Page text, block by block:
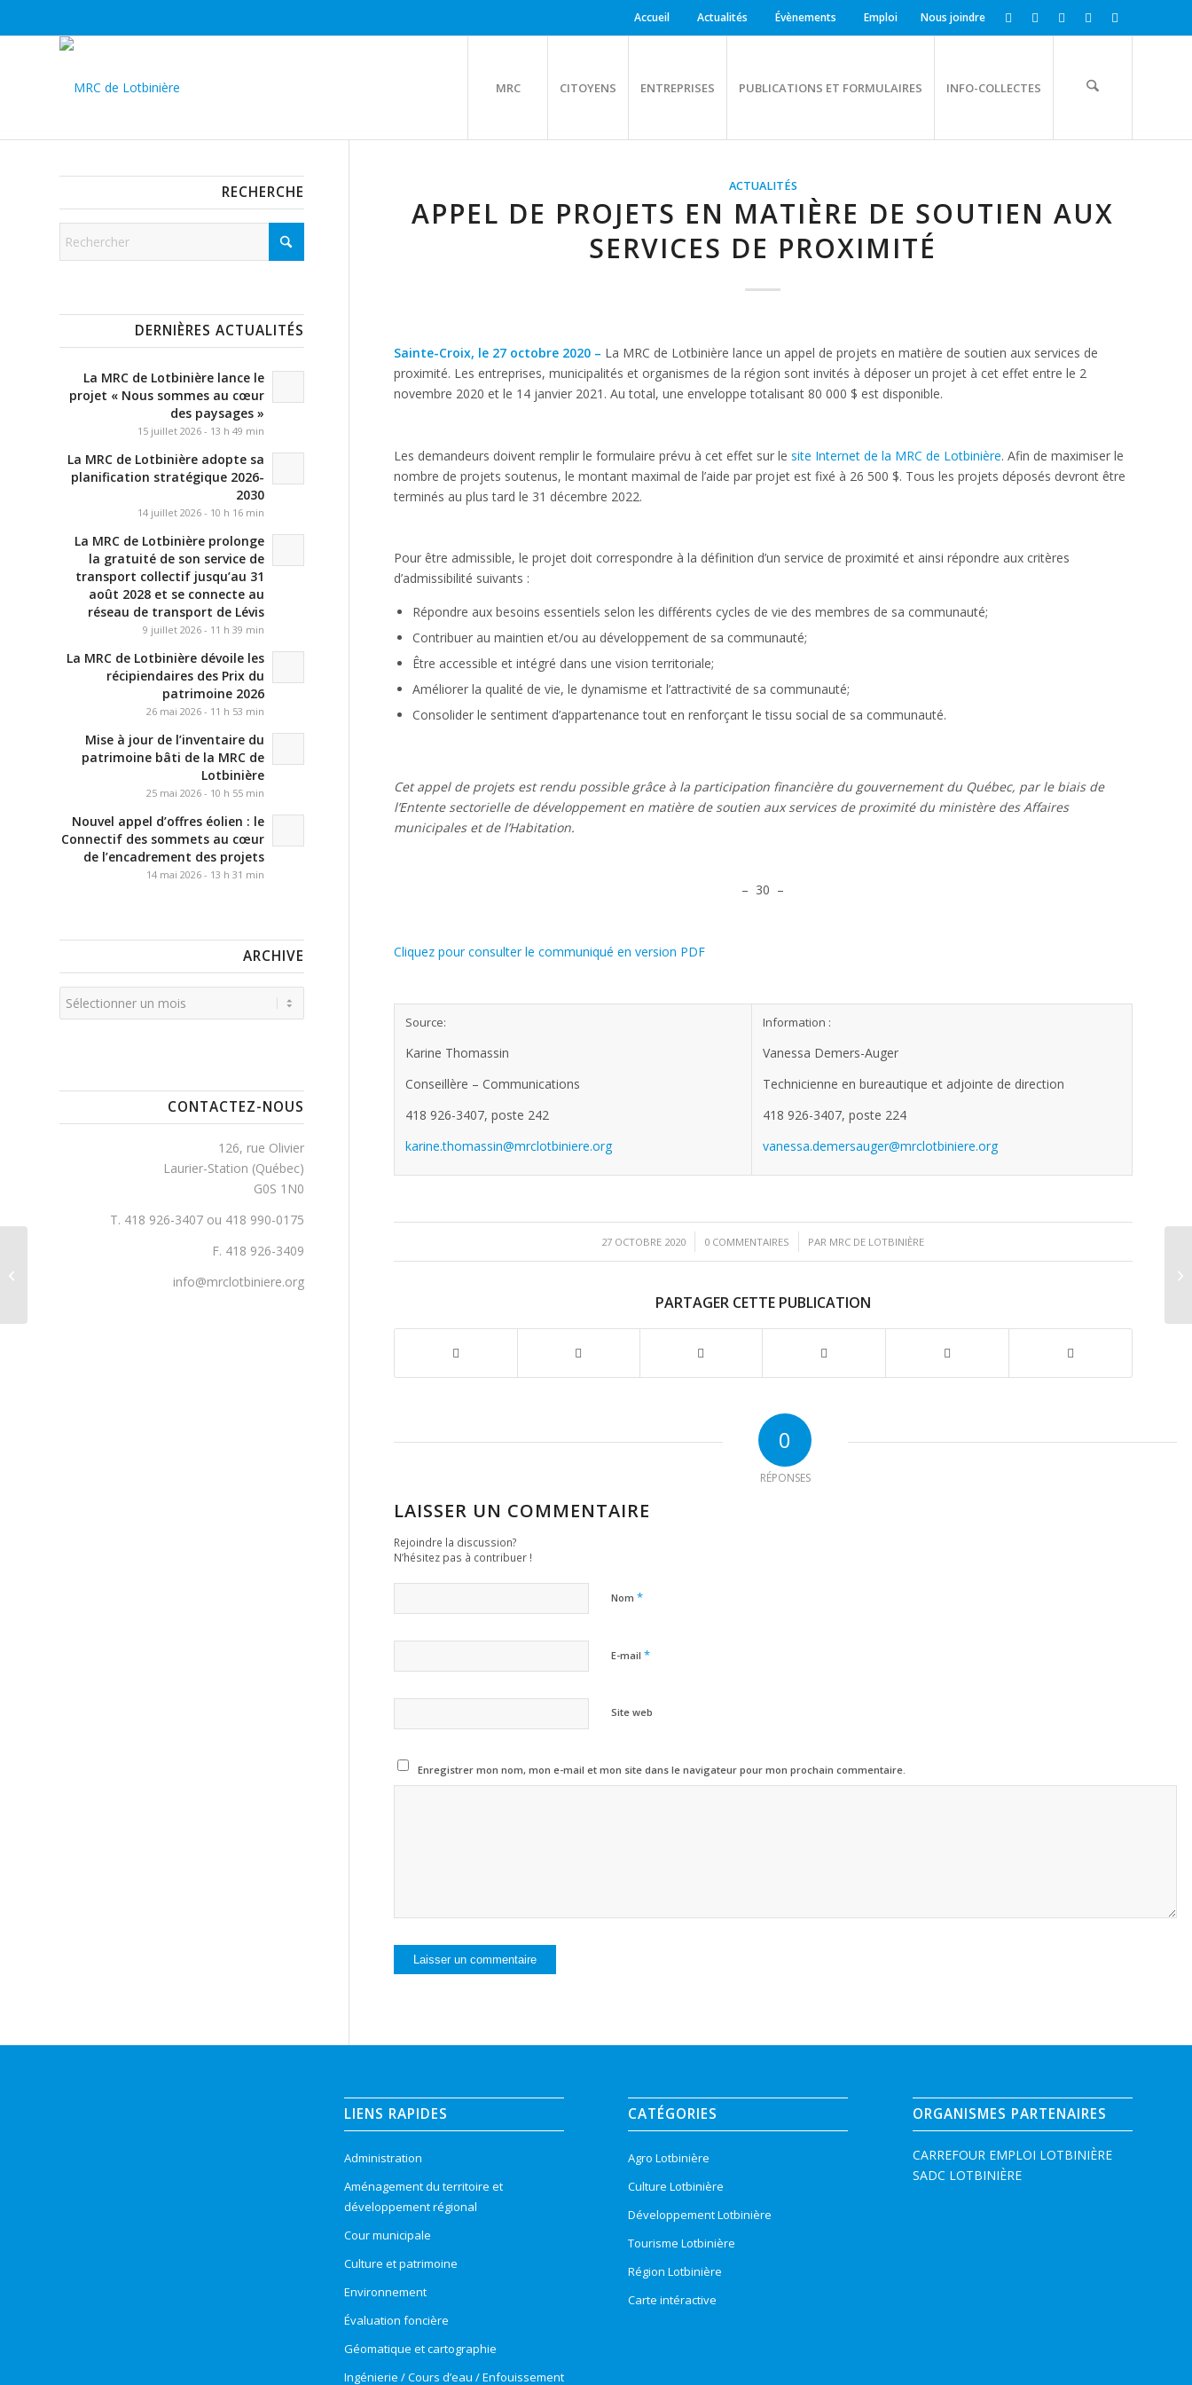
Accueil Actualités Évènements Emploi Nous joindre
MRC CITOYENS ENTREPRISES PUBLICATIONS ET FORMULAIRES INFO-COLLECTES
ACTUALITÉS
APPEL DE PROJETS EN MATIÈRE DE SOUTIEN AUX
SERVICES DE PROXIMITÉ
Sainte-Croix, le 27 octobre 2020 – La MRC de Lotbinière lance un appel de projets en matière de soutien aux services de
proximité. Les entreprises, municipalités et organismes de la région sont invités à déposer un projet à cet effet entre le 2
novembre 2020 et le 14 janvier 2021. Au total, une enveloppe totalisant 80 000 $ est disponible.
Les demandeurs doivent remplir le formulaire prévu à cet effet sur le site Internet de la MRC de Lotbinière. Afin de maximiser le
nombre de projets soutenus, le montant maximal de l’aide par projet est fixé à 26 500 $. Tous les projets déposés devront être
terminés au plus tard le 31 décembre 2022.
Pour être admissible, le projet doit correspondre à la définition d’un service de proximité et ainsi répondre aux critères
d’admissibilité suivants :
Répondre aux besoins essentiels selon les différents cycles de vie des membres de sa communauté;
Contribuer au maintien et/ou au développement de sa communauté;
Être accessible et intégré dans une vision territoriale;
Améliorer la qualité de vie, le dynamisme et l’attractivité de sa communauté;
Consolider le sentiment d’appartenance tout en renforçant le tissu social de sa communauté.
Cet appel de projets est rendu possible grâce à la participation financière du gouvernement du Québec, par le biais de
l’Entente sectorielle de développement en matière de soutien aux services de proximité du ministère des Affaires
municipales et de l’Habitation.
– 30 –
Cliquez pour consulter le communiqué en version PDF
Source:
Karine Thomassin
Conseillère – Communications
418 926-3407, poste 242
karine.thomassin@mrclotbiniere.org
Information :
Vanessa Demers-Auger
Technicienne en bureautique et adjointe de direction
418 926-3407, poste 224
vanessa.demersauger@mrclotbiniere.org
27 OCTOBRE 2020
/ 0 COMMENTAIRES
/ PAR MRC DE LOTBINIÈRE
PARTAGER CETTE PUBLICATION
0
RÉPONSES
LAISSER UN COMMENTAIRE
Rejoindre la discussion?
N’hésitez pas à contribuer !
Nom *
E-mail *
Site web
Enregistrer mon nom, mon e-mail et mon site dans le navigateur pour mon prochain commentaire.
RECHERCHE
DERNIÈRES ACTUALITÉS
La MRC de Lotbinière lance le
projet « Nous sommes au cœur
des paysages »
15 juillet 2026 - 13 h 49 min
La MRC de Lotbinière adopte sa
planification stratégique 2026-
2030
14 juillet 2026 - 10 h 16 min
La MRC de Lotbinière prolonge
la gratuité de son service de
transport collectif jusqu’au 31
août 2028 et se connecte au
réseau de transport de Lévis
9 juillet 2026 - 11 h 39 min
La MRC de Lotbinière dévoile les
récipiendaires des Prix du
patrimoine 2026
26 mai 2026 - 11 h 53 min
Mise à jour de l’inventaire du
patrimoine bâti de la MRC de
Lotbinière
25 mai 2026 - 10 h 55 min
Nouvel appel d’offres éolien : le
Connectif des sommets au cœur
de l’encadrement des projets
14 mai 2026 - 13 h 31 min
ARCHIVE
CONTACTEZ-NOUS
126, rue Olivier
Laurier-Station (Québec)
G0S 1N0
T. 418 926-3407 ou 418 990-0175
F. 418 926-3409
info@mrclotbiniere.org
LIENS RAPIDES
Administration
Aménagement du territoire et
développement régional
Cour municipale
Culture et patrimoine
Environnement
Évaluation foncière
Géomatique et cartographie
Ingénierie / Cours d’eau / Enfouissement
CATÉGORIES
Agro Lotbinière
Culture Lotbinière
Développement Lotbinière
Tourisme Lotbinière
Région Lotbinière
Carte intéractive
ORGANISMES PARTENAIRES
CARREFOUR EMPLOI LOTBINIÈRE
SADC LOTBINIÈRE